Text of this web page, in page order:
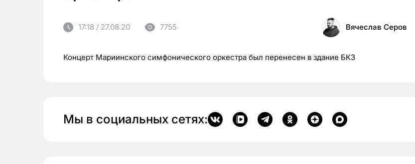
17:18 / 27.08.20 7755 Вячеслав Серов
Концерт Мариинского симфонического оркестра был перенесен в здание БКЗ
Мы в социальных сетях: